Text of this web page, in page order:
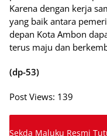
Karena dengan kerja
yang baik antara
depan Kota Ambon
terus maju dan
(dp-53)
Post Views: 139
Sekda Maluku Resmi